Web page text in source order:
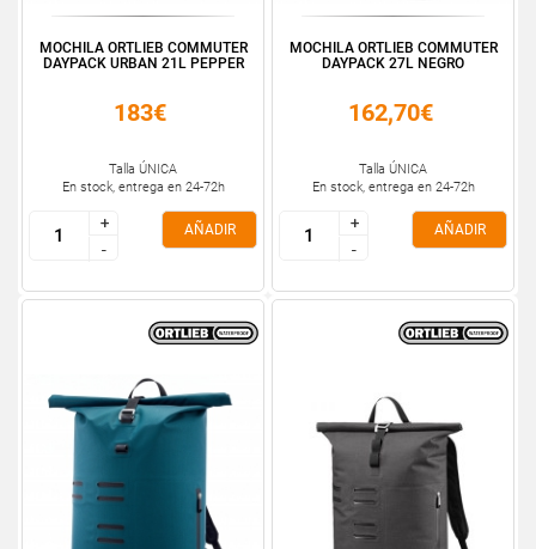
MOCHILA ORTLIEB COMMUTER
DAYPACK URBAN 21L PEPPER
183€
Talla ÚNICA
En stock, entrega en 24-72h
+
-
+
-
AÑADIR
MOCHILA ORTLIEB COMMUTER
DAYPACK 27L NEGRO
162,70€
Talla ÚNICA
En stock, entrega en 24-72h
+
-
+
-
AÑADIR